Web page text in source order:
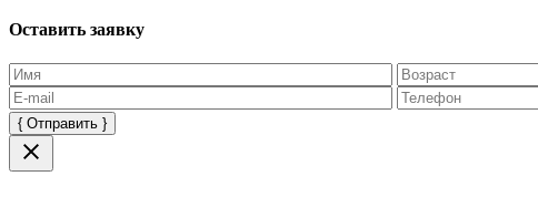
Оставить заявку
Оставьте
это
поле